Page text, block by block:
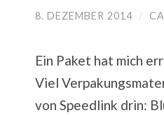
8. DEZEMBER 2014 /
Ein Paket hat mich
Viel
von Speedlink drin: